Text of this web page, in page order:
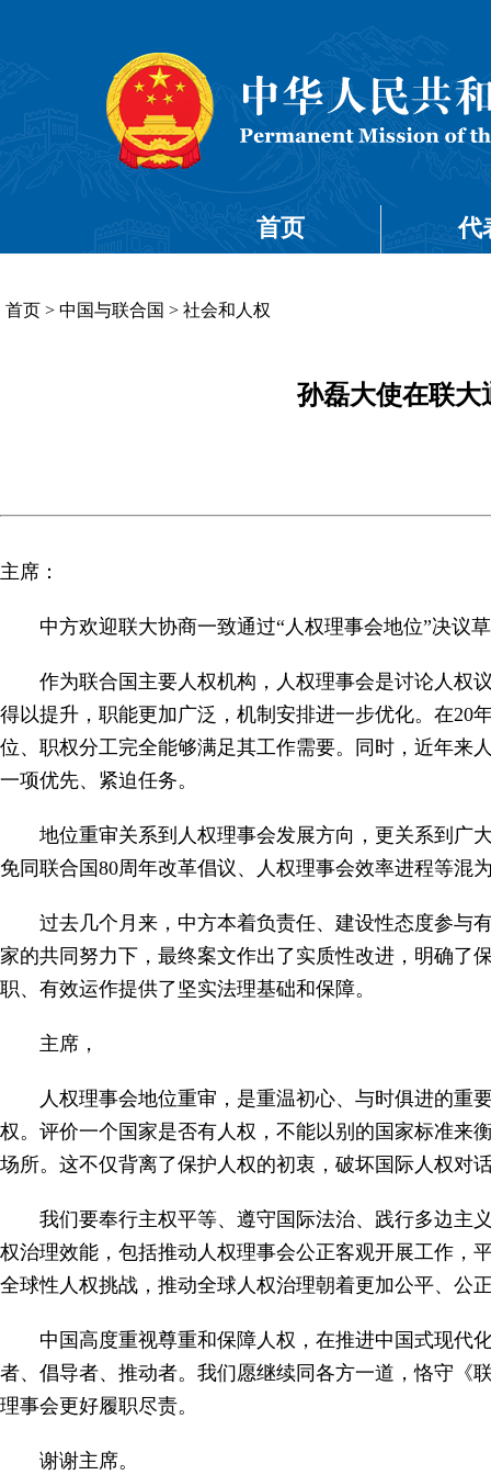
首页 代
首页 > 中国与联合国 > 社会和人权
孙磊大使在联大
主席：
中方欢迎联大协商一致通过“人权理事会地位”决议
作为联合国主要人权机构，人权理事会是讨论人权
得以提升，职能更加广泛，机制安排进一步优化。在20
位、职权分工完全能够满足其工作需要。同时，近年来
一项优先、紧迫任务。
地位重审关系到人权理事会发展方向，更关系到广
免同联合国80周年改革倡议、人权理事会效率进程等混
过去几个月来，中方本着负责任、建设性态度参与
家的共同努力下，最终案文作出了实质性改进，明确了
职、有效运作提供了坚实法理基础和保障。
主席，
人权理事会地位重审，是重温初心、与时俱进的重
权。评价一个国家是否有人权，不能以别的国家标准来
场所。这不仅背离了保护人权的初衷，破坏国际人权对
我们要奉行主权平等、遵守国际法治、践行多边主
权治理效能，包括推动人权理事会公正客观开展工作，
全球性人权挑战，推动全球人权治理朝着更加公平、公
中国高度重视尊重和保障人权，在推进中国式现代
者、倡导者、推动者。我们愿继续同各方一道，恪守《
理事会更好履职尽责。
谢谢主席。